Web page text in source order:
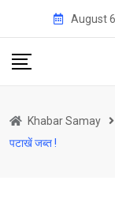
content
August
Khabar Samay
पटाखें जब्त !